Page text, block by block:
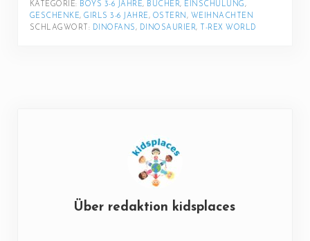
KATEGORIE: BOYS 3-6 JAHRE, BÜCHER, EINSCHULUNG
GESCHENKE, GIRLS 3-6 JAHRE, OSTERN, WEIHNACHTEN
SCHLAGWORT: DINOFANS, DINOSAURIER, T-REX WORLD
Über redaktion kidsplaces